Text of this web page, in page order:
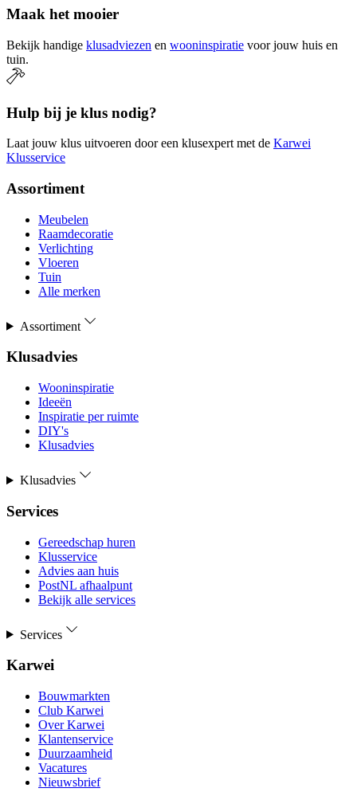
Maak het mooier
Bekijk handige klusadviezen en wooninspiratie voor jouw huis en
tuin.
Hulp bij je klus nodig?
Laat jouw klus uitvoeren door een klusexpert met de Karwei
Klusservice
Assortiment
Meubelen
Raamdecoratie
Verlichting
Vloeren
Tuin
Alle merken
Assortiment
Klusadvies
Wooninspiratie
Ideeën
Inspiratie per ruimte
DIY's
Klusadvies
Klusadvies
Services
Gereedschap huren
Klusservice
Advies aan huis
PostNL afhaalpunt
Bekijk alle services
Services
Karwei
Bouwmarkten
Club Karwei
Over Karwei
Klantenservice
Duurzaamheid
Vacatures
Nieuwsbrief